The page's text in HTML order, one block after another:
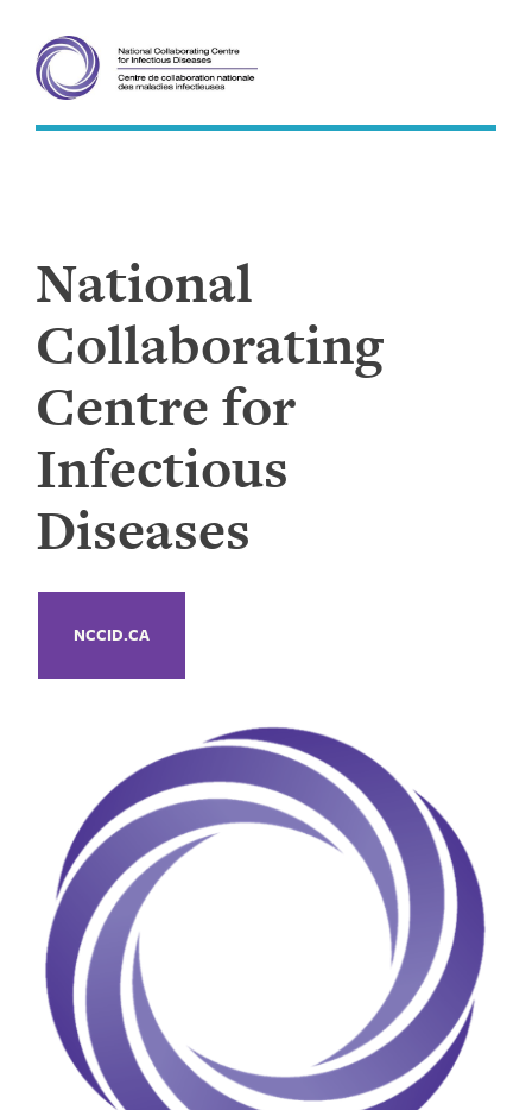
content
National
Collaborating
Centre for
Infectious
Diseases
NCCID.CA